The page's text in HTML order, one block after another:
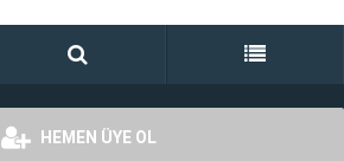
HEMEN ÜYE OL